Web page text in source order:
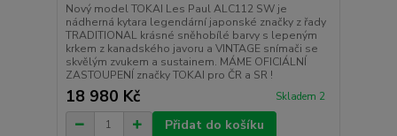
Nový model TOKAI Les Paul ALC112 SW je
nádherná kytara legendární japonské značky z řady
TRADITIONAL krásné sněhobílé barvy s lepeným
krkem z kanadského javoru a VINTAGE snímači se
skvělým zvukem a sustainem. MÁME OFICIÁLNÍ
ZASTOUPENÍ značky TOKAI pro ČR a SR !
18 980 Kč Skladem 2
Přidat do košíku